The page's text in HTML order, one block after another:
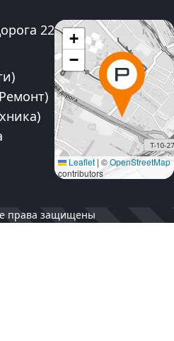
22
+
−
Leaflet | ©OpenStreetMap
contributors
права защищены